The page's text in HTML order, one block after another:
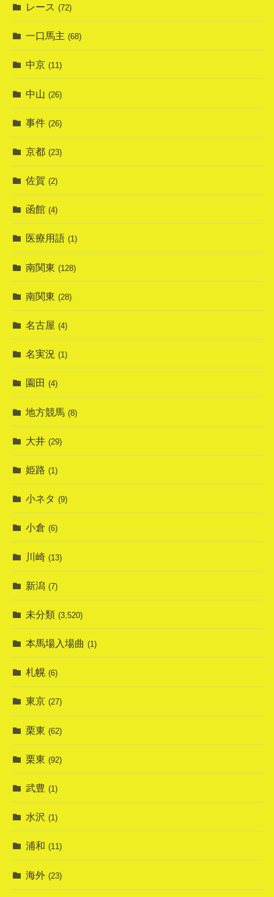
レース (72)
一口馬主 (68)
中京 (11)
中山 (26)
事件 (26)
京都 (23)
佐賀 (2)
函館 (4)
医療用語 (1)
南関東 (128)
南関東 (28)
名古屋 (4)
名実況 (1)
園田 (4)
地方競馬 (8)
大井 (29)
姫路 (1)
小ネタ (9)
小倉 (6)
川崎 (13)
新潟 (7)
未分類 (3,520)
本馬場入場曲 (1)
札幌 (6)
東京 (27)
栗東 (62)
栗東 (92)
武豊 (1)
水沢 (1)
浦和 (11)
海外 (23)